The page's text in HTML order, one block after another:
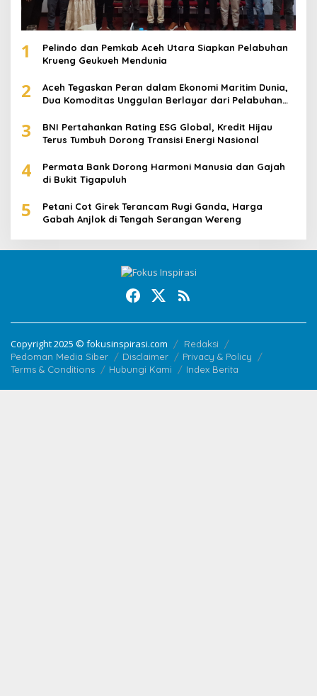
1
Pelindo dan Pemkab Aceh Utara Siapkan Pelabuhan
Krueng Geukueh Mendunia
2
Aceh Tegaskan Peran dalam Ekonomi Maritim Dunia,
Dua Komoditas Unggulan Berlayar dari Pelabuhan
3
BNI Pertahankan Rating ESG Global, Kredit Hijau
Terus Tumbuh Dorong Transisi Energi Nasional
4
Permata Bank Dorong Harmoni Manusia dan Gajah
di Bukit Tigapuluh
5
Petani Cot Girek Terancam Rugi Ganda, Harga
Gabah Anjlok di Tengah Serangan Wereng
Copyright 2025 © fokusinspirasi.com
Redaksi
Pedoman Media Siber
Disclaimer
Privacy & Policy
Terms & Conditions
Hubungi Kami Index Berita